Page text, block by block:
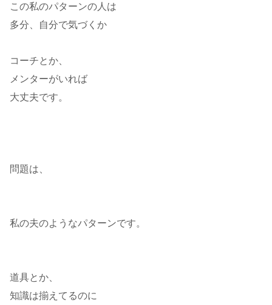
この私のパターンの人は
多分、自分で気づくか
コーチとか、
メンターがいれば
大丈夫です。
問題は、
私の夫のようなパターンです。
道具とか、
知識は揃えてるのに